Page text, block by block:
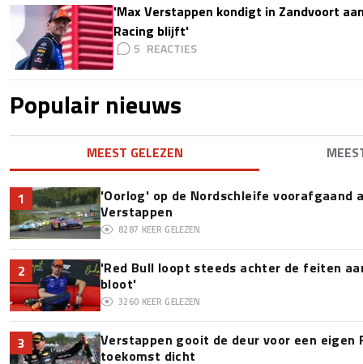
'Max Verstappen kondigt in Zandvoort
Racing blijft'
5
Populair nieuws
MEEST GELEZEN
1
'Oorlog' op de Nordschleife voorafgaand
Verstappen
8287 KEER GELEZEN
2
'Red Bull loopt steeds achter de feiten
bloot'
3260 KEER GELEZEN
3
Verstappen gooit de deur voor een eigen
toekomst dicht